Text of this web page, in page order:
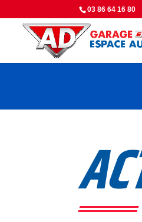
Panneau de gestion des cookies
03 86 64 16 80